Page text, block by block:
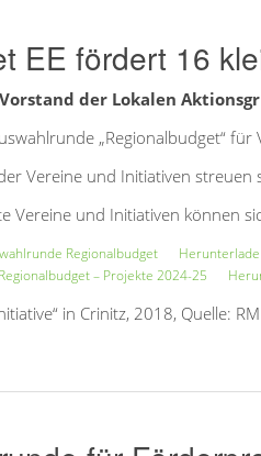
EE fördert 16
der Lokalen
„Regionalbudget“
Vereine und Initiativen
Vereine und Initiativen können
Regionalbudget
– Projekte 2024-25
in Crinitz, 2018, Quelle: RM